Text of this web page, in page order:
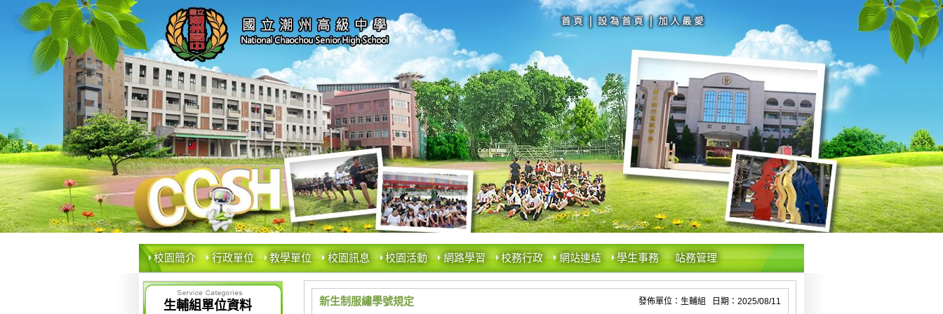
校園簡介 行政單位 教學單位 校園訊息 校園活動 網路學習 校務行政 網站連結 學生事務 站務管理
生輔組單位資料 新生制服繡學號規定 發佈單位：生輔組 日期：2025/08/11